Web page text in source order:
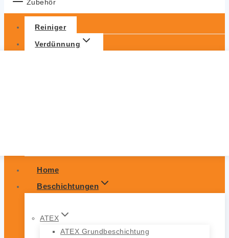
Zubehör
Reiniger
Verdünnung
Home
Beschichtungen
ATEX
ATEX Grundbeschichtung